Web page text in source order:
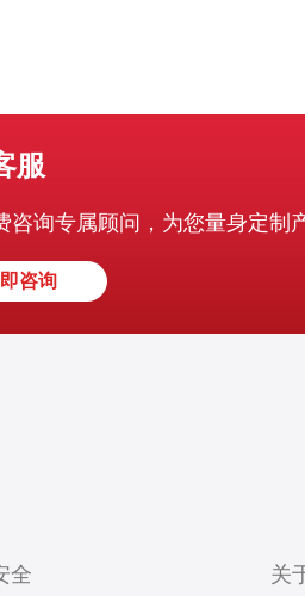
服
咨询专属顾问，为您量身定制
咨询
全 关